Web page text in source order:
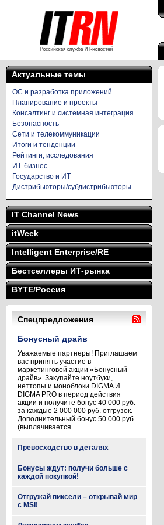
Актуальные темы
ОС и разработка приложений
Планирование и проекты
Консалтинг и системная интеграция
Безопасность
Сети и телекоммуникации
Итоги и тенденции
Рейтинги, исследования
ИТ-бизнес
Государство и ИТ
Дистрибьюторы/субдистрибьюторы
IT Channel News
itWeek
Intelligent Enterprise/RE
Бестселлеры ИТ-рынка
BYTE/Россия
Спецпредложения
Бонусный драйв
Уважаемые партнеры! Приглашаем
вас принять участие в
маркетинговой акции «Бонусный
драйв». Закупайте ноутбуки,
неттопы и моноблоки DIGMA И
DIGMA PRO в период действия
акции и получите бонус 40 000 руб.
за каждые 2 000 000 руб. отгрузок.
Дополнительный бонус 50 000 руб.
(выплачивается ...
Превосходство в деталях
Бонусы ждут: получи больше с
каждой покупкой!
Отгружай пиксели – открывай мир
с MSI!